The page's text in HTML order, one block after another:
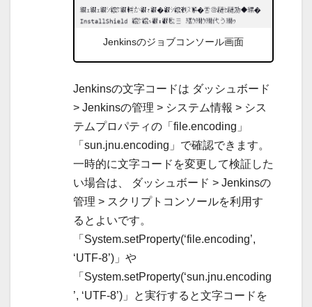
Jenkinsのジョブコンソール画面
Jenkinsの文字コードは ダッシュボード
> Jenkinsの管理 > システム情報 > シス
テムプロパティの「file.encoding」
「sun.jnu.encoding」で確認できます。
一時的に文字コードを変更して検証した
い場合は、 ダッシュボード > Jenkinsの
管理 > スクリプトコンソールを利用す
るとよいです。
「System.setProperty(‘file.encoding’,
‘UTF-8’)」や
「System.setProperty(‘sun.jnu.encoding
’, ‘UTF-8’)」と実行すると文字コードを